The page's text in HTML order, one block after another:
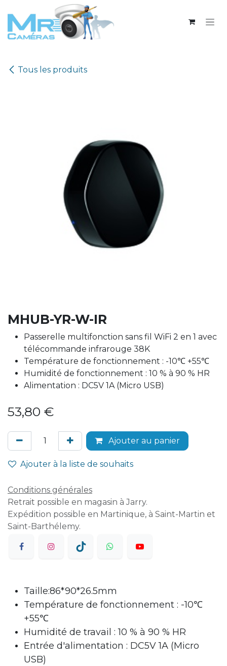
Se rendre au contenu
Tous les produits
MHUB-YR-W-IR
Passerelle multifonction sans fil WiFi 2 en 1 avec
télécommande infrarouge 38K
Température de fonctionnement : -10℃ +55℃
Humidité de fonctionnement : 10 % à 90 % HR
Alimentation : DC5V 1A (Micro USB)
53,80 €
Ajouter au panier
Ajouter à la liste de souhaits
Conditions générales
Retrait possible en magasin à Jarry.
Expédition possible en Martinique, à Saint-Martin et
Saint-Barthélemy.
Taille:86*90*26.5mm
Température de fonctionnement : -10℃
+55℃
Humidité de travail : 10 % à 90 % HR
Entrée d'alimentation : DC5V 1A (Micro
USB)